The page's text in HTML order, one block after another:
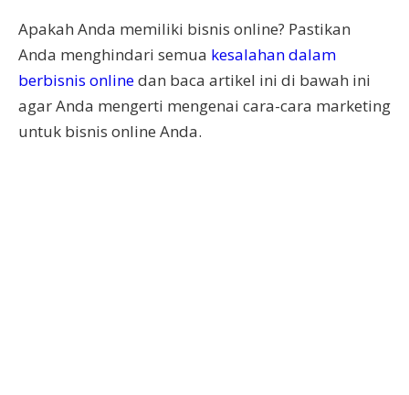
Apakah Anda memiliki bisnis online? Pastikan
Anda menghindari semua kesalahan dalam
berbisnis onlinedan baca artikel ini di bawah ini
agar Anda mengerti mengenai cara-cara marketing
untuk bisnis online Anda.